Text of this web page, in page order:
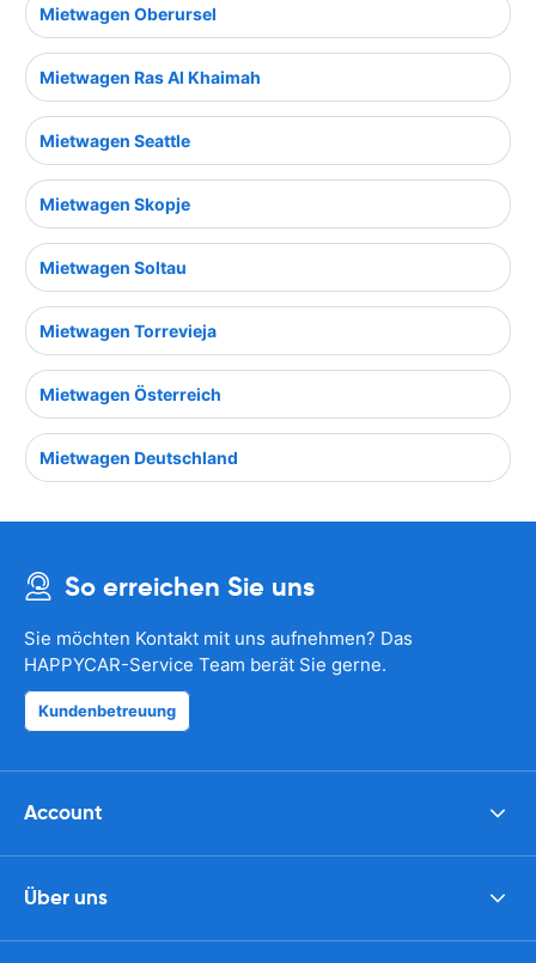
Mietwagen Oberursel
Mietwagen Ras Al Khaimah
Mietwagen Seattle
Mietwagen Skopje
Mietwagen Soltau
Mietwagen Torrevieja
Mietwagen Österreich
Mietwagen Deutschland
So erreichen Sie uns
Sie möchten Kontakt mit uns aufnehmen? Das
HAPPYCAR-Service Team berät Sie gerne.
Kundenbetreuung
Account
Über uns